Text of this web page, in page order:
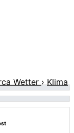
Wetter › Klima